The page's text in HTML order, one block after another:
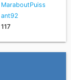
MaraboutPuiss
ant92
117